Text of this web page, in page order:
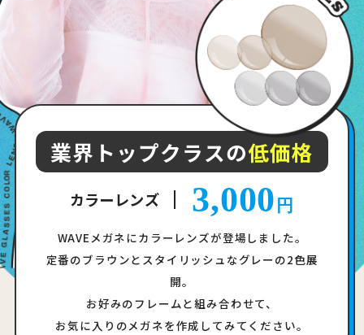
業界トップクラスの低価格
カラーレンズ 3,000 円
WAVEメガネにカラーレンズが登場しました。
定番のブラウンとスタイリッシュなグレーの2色展
開。
お好みのフレームと組み合わせて、
お気に入りのメガネを作成してみてください。